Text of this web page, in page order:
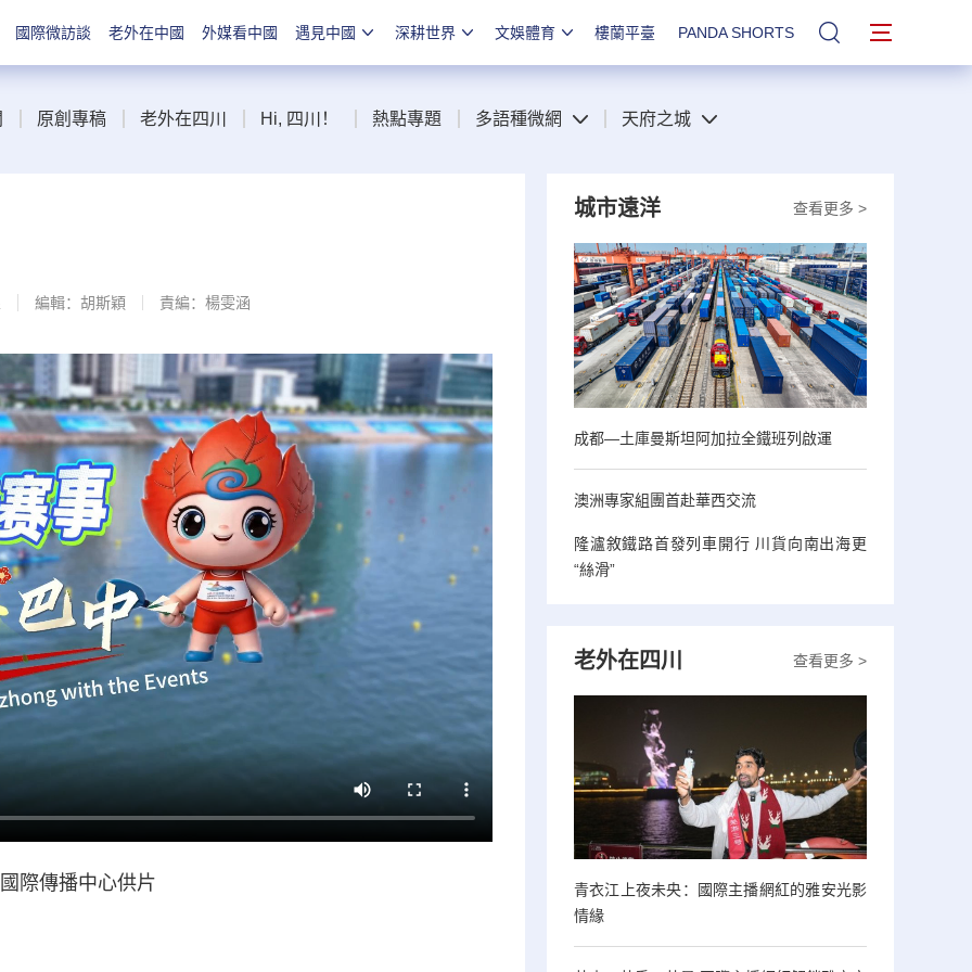
國際微訪談 老外在中國 外媒看中國 遇見中國 深耕世界 文娛體育 樓蘭平臺 PANDA SHORTS 站內搜索
原創專稿 老外在四川 Hi, 四川！ 熱點專題 多語種微網 天府之城
編輯：胡斯穎 責編：楊雯涵
際傳播中心供片
查看更多 >
城市遠洋
成都—土庫曼斯坦阿加拉全鐵班列啟運
澳洲專家組團首赴華西交流
隆瀘敘鐵路首發列車開行 川貨向南出海更
“絲滑”
查看更多 >
老外在四川
青衣江上夜未央：國際主播網紅的雅安光影
情緣